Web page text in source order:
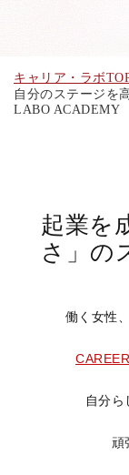
キャリア・ラボ
自分のステージを
LABO ACADEMY
起業を
さ」の
働く女性
自分ら
頑